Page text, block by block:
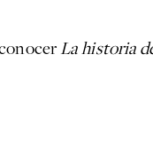
La historia